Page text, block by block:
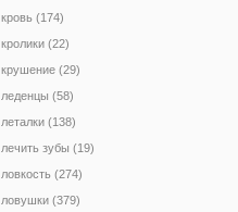
кровь (174)
кролики (22)
крушение (29)
леденцы (58)
леталки (138)
лечить зубы (19)
ловкость (274)
ловушки (379)